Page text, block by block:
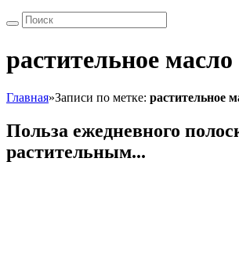
растительное масло
Главная»Записи по метке: растительное
Польза ежедневного
растительным...